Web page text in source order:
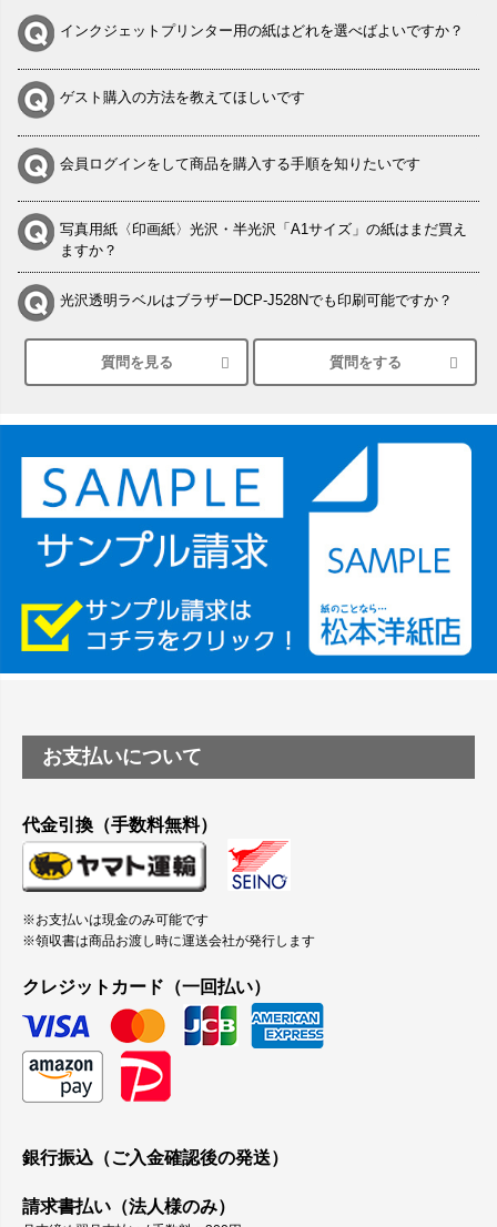
インクジェットプリンター用の紙はどれを選べばよいですか？
ゲスト購入の方法を教えてほしいです
会員ログインをして商品を購入する手順を知りたいです
写真用紙〈印画紙〉光沢・半光沢「A1サイズ」の紙はまだ買え
ますか？
光沢透明ラベルはブラザーDCP-J528Nでも印刷可能ですか？
シルバーペーパーにEPSON EP-30VAで印刷するときの設定は？
SC-P8050に対応してますか
塩ビのロール紙で離型紙が透明の商品はありますか
つや消し半透明ラベルのロールタイプはありますか？
縦420mm×横650mmの包装紙に適した紙はありますか？
質問を見る 質問をする
お支払いについて
代金引換（手数料無料）
※お支払いは現金のみ可能です
※領収書は商品お渡し時に運送会社が発行します
クレジットカード（一回払い）
銀行振込（ご入金確認後の発送）
請求書払い（法人様のみ）